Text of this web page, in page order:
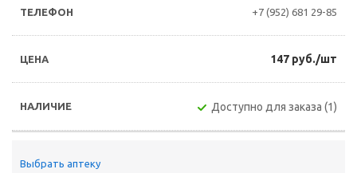
+7 (952) 681 29-85
147 руб./шт
Доступно для заказа (1)
Выбрать аптеку